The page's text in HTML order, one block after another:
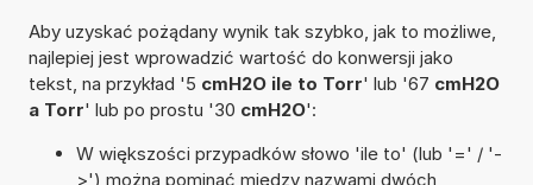
Aby uzyskać pożądany wynik tak szybko, jak to możliwe,
najlepiej jest wprowadzić wartość do konwersji jako
tekst, na przykład '5 cmH2O ile to Torr' lub '67 cmH2O
a Torr' lub po prostu '30 cmH2O':
W większości przypadków słowo 'ile to' (lub '=' / '-
>') można pominąć między nazwami dwóch